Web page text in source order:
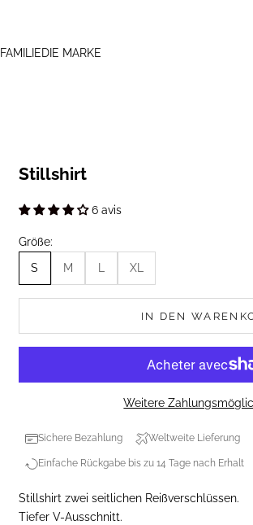
FAMILIEDIE MARKE
Stillshirt
6 avis
Größe:
S M XL
IN DEN
Weitere
Sichere Bezahlung Weltweite Lieferung
Einfache Rückgabe bis zu 14 Tage nach Erhalt
Stillshirt zwei seitlichen Reißverschlüssen.
Tiefer V-Ausschnitt.